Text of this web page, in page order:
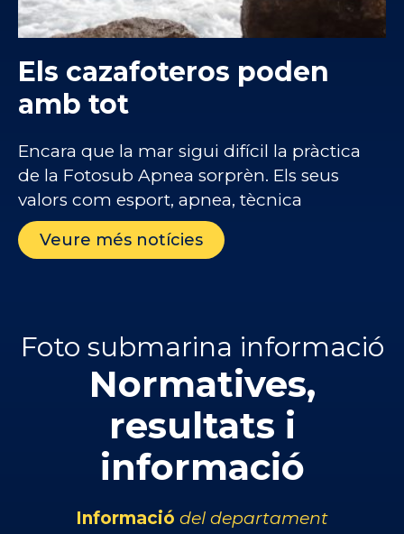
Els cazafoteros poden
amb tot
Encara que la mar sigui difícil la pràctica
de la Fotosub Apnea sorprèn. Els seus
valors com esport, apnea, tècnica
Veure més notícies
Foto submarina informació
Normatives,
resultats i
informació
Informació del departament